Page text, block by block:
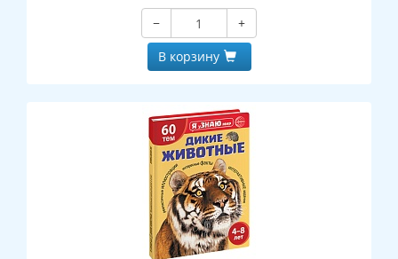
−
+
В корзину